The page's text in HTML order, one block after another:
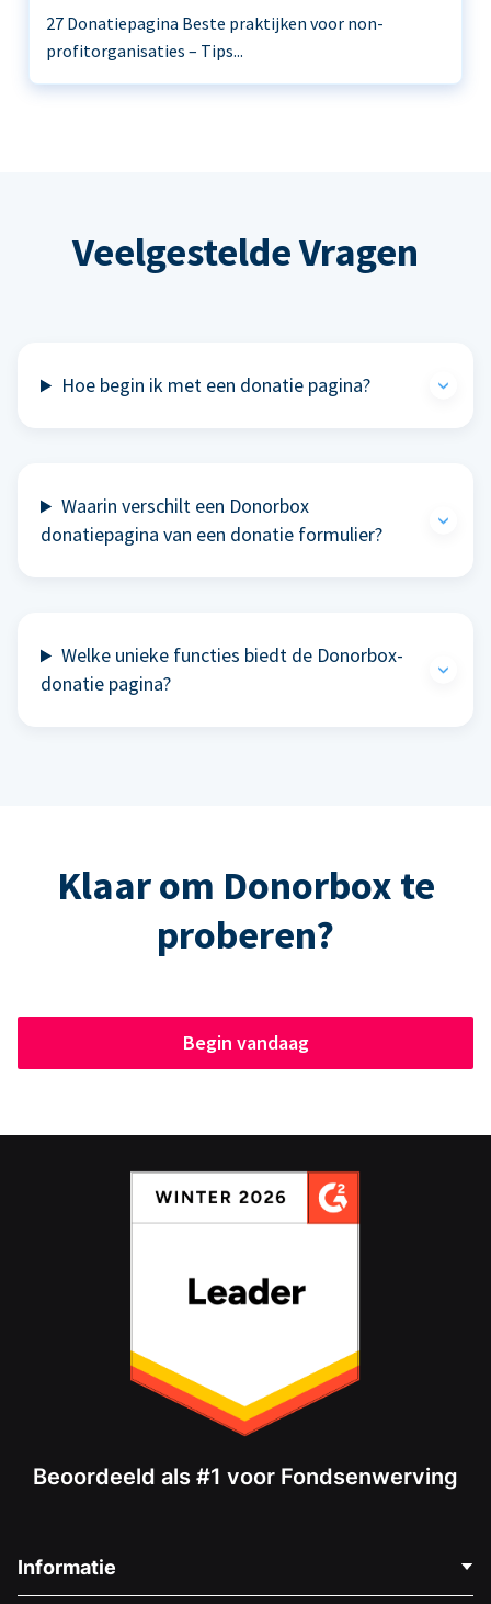
27 Donatiepagina Beste praktijken voor non-
profitorganisaties – Tips...
Veelgestelde Vragen
Hoe begin ik met een donatie pagina?
Waarin verschilt een Donorbox
donatiepagina van een donatie formulier?
Welke unieke functies biedt de Donorbox-
donatie pagina?
Klaar om Donorbox te
proberen?
Begin vandaag
Beoordeeld als #1 voor Fondsenwerving
Informatie